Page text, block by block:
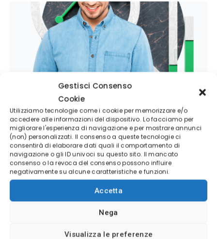
Gestisci Consenso
Cookie
Utilizziamo tecnologie come i cookie per memorizzare e/o
accedere alle informazioni del dispositivo. Lo facciamo per
migliorare l'esperienza di navigazione e per mostrare annunci
(non) personalizzati. Il consenso a queste tecnologie ci
consentirà di elaborare dati quali il comportamento di
navigazione o gli ID univoci su questo sito. Il mancato
consenso o la revoca del consenso possono influire
negativamente su alcune caratteristiche e funzioni.
Accetta
Nega
Visualizza le preferenze
Azioni Bance Europee
Azioni banche europee da mettere nel mirino
nei prossimi mesi
MIGLIORI PIATTAFORME DI TRADING
(4/5)
✓
Sicurezza Gruppo Bancario Svizzero